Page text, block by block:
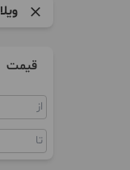
ویلا
ویلا
قیمت